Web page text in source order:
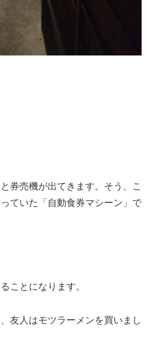
券売機が出てきます。そう、こ
ていた「自動食券マシーン」で
ことになります。
友人はモツラーメンを買いまし